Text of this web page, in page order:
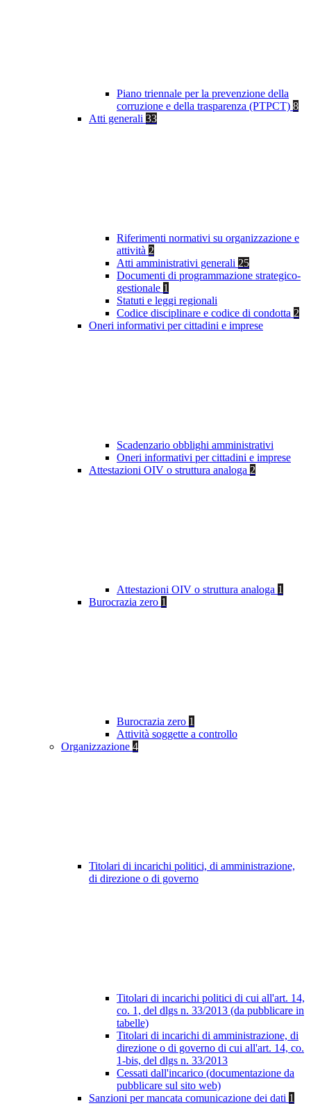
Piano triennale per la prevenzione della
corruzione e della trasparenza (PTPCT) 8
Atti generali 33
Riferimenti normativi su organizzazione e
attività 2
Atti amministrativi generali 25
Documenti di programmazione strategico-
gestionale 1
Statuti e leggi regionali
Codice disciplinare e codice di condotta 2
Oneri informativi per cittadini e imprese
Scadenzario obblighi amministrativi
Oneri informativi per cittadini e imprese
Attestazioni OIV o struttura analoga 2
Attestazioni OIV o struttura analoga 1
Burocrazia zero 1
Burocrazia zero 1
Attività soggette a controllo
Organizzazione 4
Titolari di incarichi politici, di amministrazione,
di direzione o di governo
Titolari di incarichi politici di cui all'art. 14,
co. 1, del dlgs n. 33/2013 (da pubblicare in
tabelle)
Titolari di incarichi di amministrazione, di
direzione o di governo di cui all'art. 14, co.
1-bis, del dlgs n. 33/2013
Cessati dall'incarico (documentazione da
pubblicare sul sito web)
Sanzioni per mancata comunicazione dei dati 1